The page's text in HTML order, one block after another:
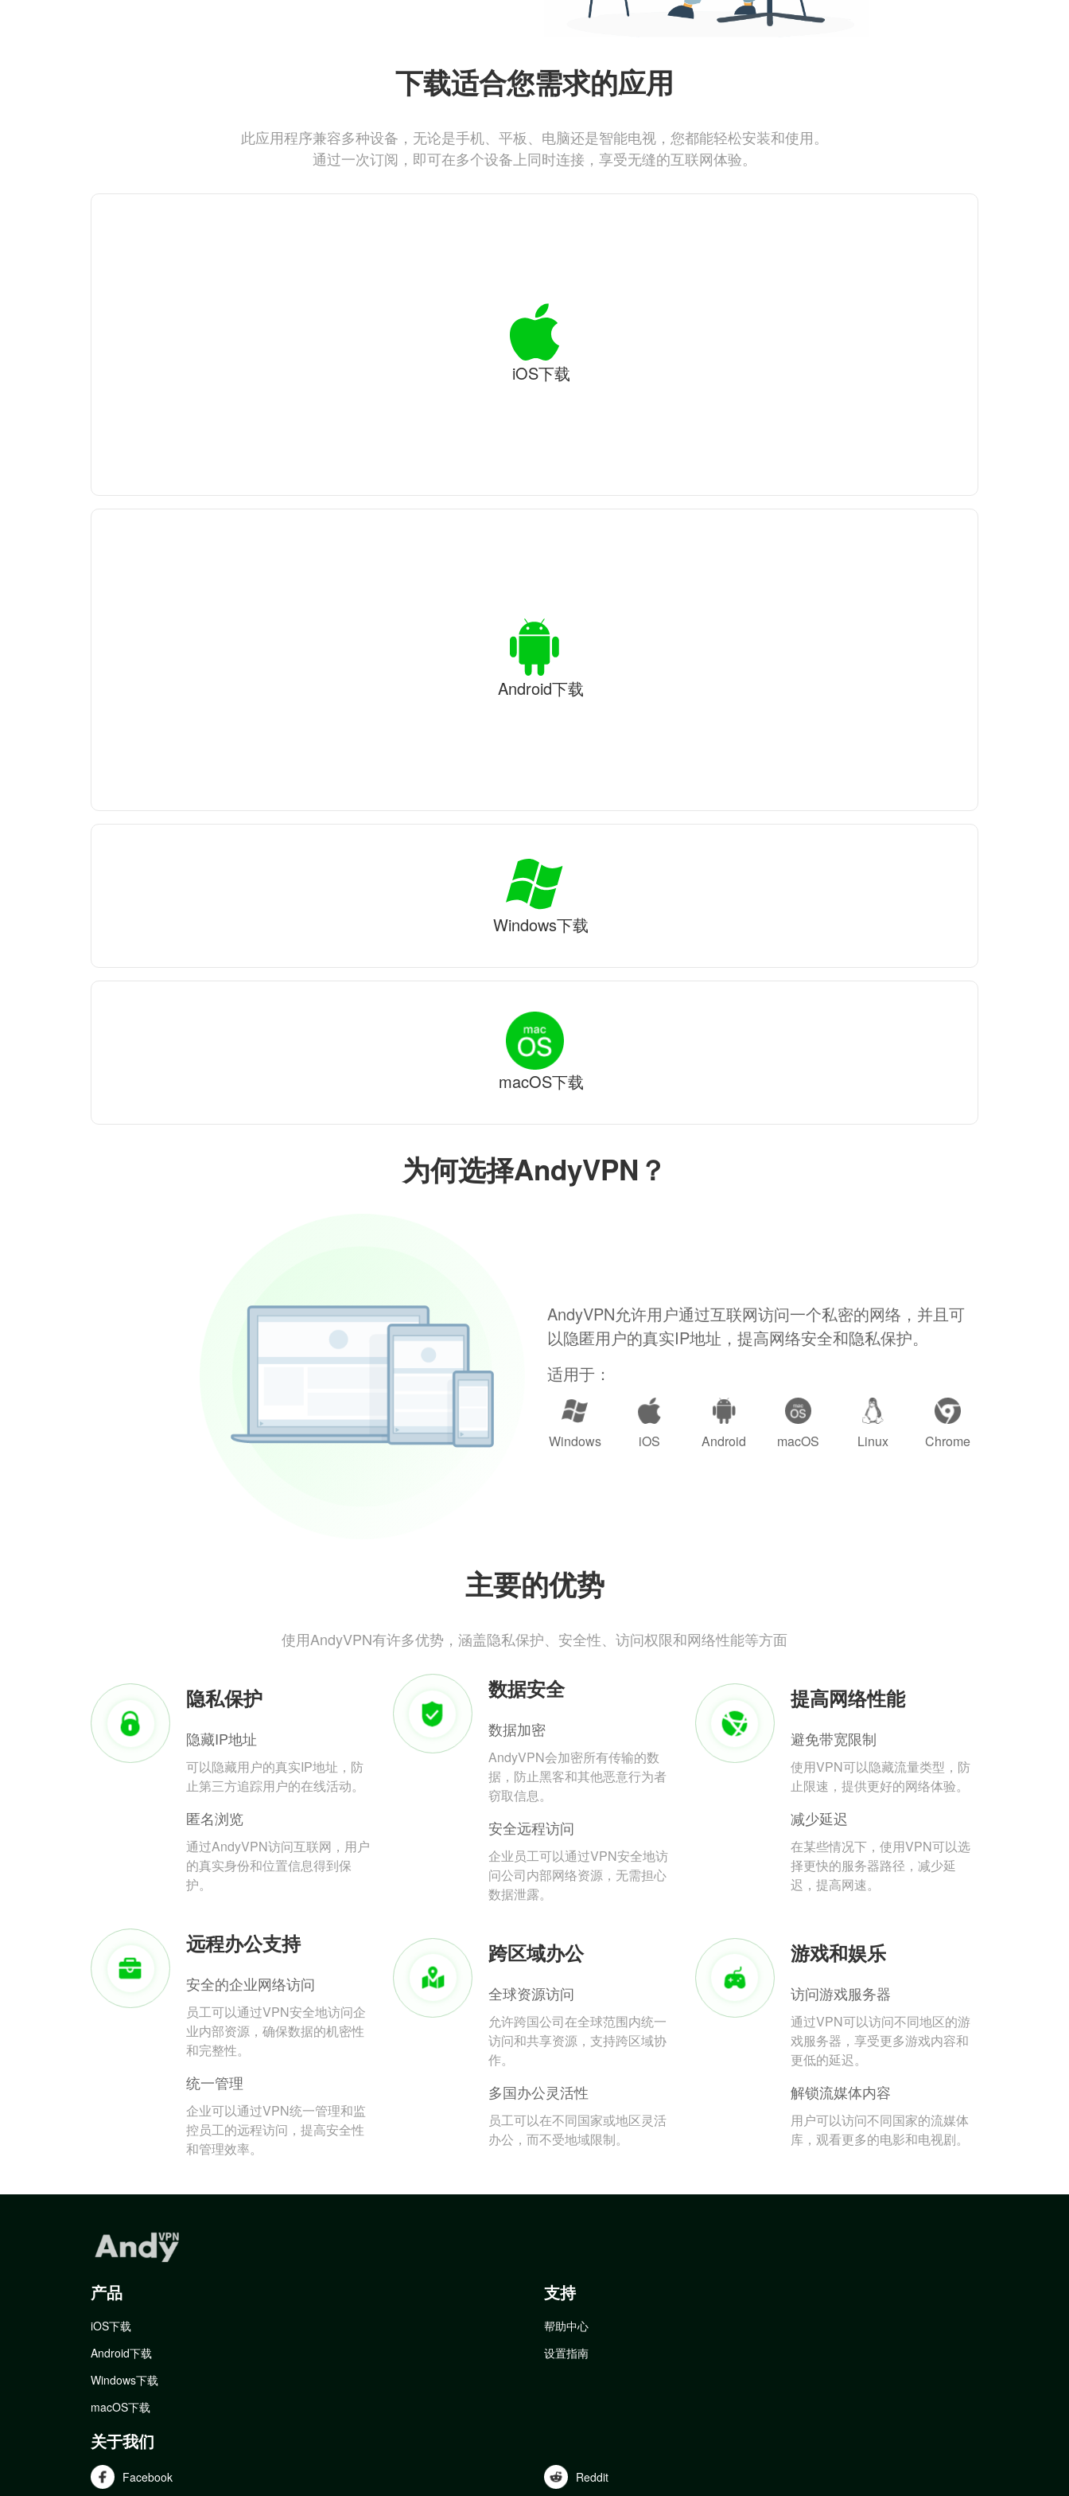
为何选择AndyVPN？
AndyVPN允许用户通过互联网访问一个私密的网络，并且可
以隐匿用户的真实IP地址，提高网络安全和隐私保护。
适用于：
Windows iOS Android macOS Linux Chrome
主要的优势
使用AndyVPN有许多优势，涵盖隐私保护、安全性、访问权限和网络性能等方面
隐私保护
隐藏IP地址
可以隐藏用户的真实IP地址，防
止第三方追踪用户的在线活动。
匿名浏览
通过AndyVPN访问互联网，用户
的真实身份和位置信息得到保
护。
数据安全
数据加密
AndyVPN会加密所有传输的数
据，防止黑客和其他恶意行为者
窃取信息。
安全远程访问
企业员工可以通过VPN安全地访
问公司内部网络资源，无需担心
数据泄露。
提高网络性能
避免带宽限制
使用VPN可以隐藏流量类型，防
止限速，提供更好的网络体验。
减少延迟
在某些情况下，使用VPN可以选
择更快的服务器路径，减少延
迟，提高网速。
远程办公支持
安全的企业网络访问
员工可以通过VPN安全地访问企
业内部资源，确保数据的机密性
和完整性。
统一管理
企业可以通过VPN统一管理和监
控员工的远程访问，提高安全性
和管理效率。
跨区域办公
全球资源访问
允许跨国公司在全球范围内统一
访问和共享资源，支持跨区域协
作。
多国办公灵活性
员工可以在不同国家或地区灵活
办公，而不受地域限制。
游戏和娱乐
访问游戏服务器
通过VPN可以访问不同地区的游
戏服务器，享受更多游戏内容和
更低的延迟。
解锁流媒体内容
用户可以访问不同国家的流媒体
库，观看更多的电影和电视剧。
下载适合您需求的应用
此应用程序兼容多种设备，无论是手机、平板、电脑还是智能电视，您都能轻松安装和使用。
通过一次订阅，即可在多个设备上同时连接，享受无缝的互联网体验。
iOS下载
Android下载
Windows下载
macOS下载
产品
iOS下载
Android下载
Windows下载
macOS下载
支持
帮助中心
设置指南
关于我们
Facebook Reddit